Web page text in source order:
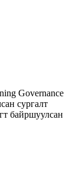
Governance
сургалт
байршуулсан